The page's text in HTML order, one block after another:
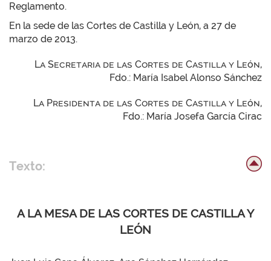
Reglamento.
En la sede de las Cortes de Castilla y León, a 27 de
marzo de 2013.
La Secretaria de las Cortes de Castilla y León,
Fdo.: María Isabel Alonso Sánchez
La Presidenta de las Cortes de Castilla y León,
Fdo.: María Josefa García Cirac
Texto:
A LA MESA DE LAS CORTES DE CASTILLA Y
LEÓN